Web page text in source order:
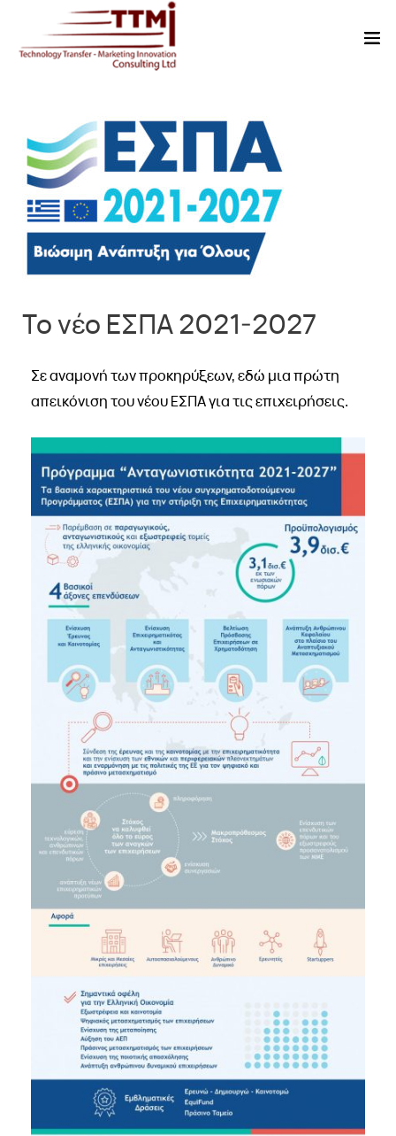
Το νέο ΕΣΠΑ 2021-2027
Σε αναμονή των προκηρύξεων, εδώ μια πρώτη
απεικόνιση του νέου ΕΣΠΑ για τις επιχειρήσεις.